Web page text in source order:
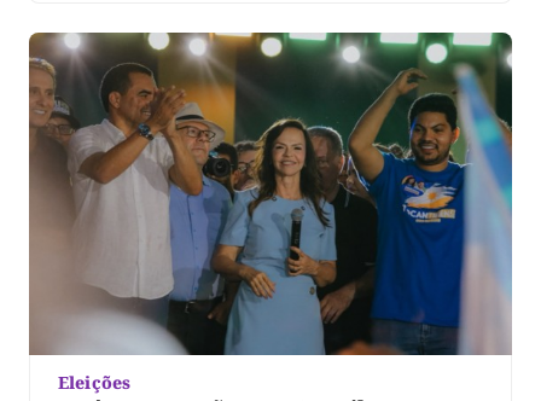
o evento reuniu jovens de Palmas em torno de […]
Eleições